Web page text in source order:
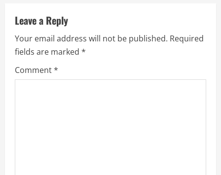
e
R
e
Leave a Reply
Your email address will not be published. Required
fields are marked *
Comment*